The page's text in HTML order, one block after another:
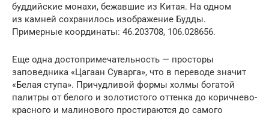
буддийские монахи, бежавшие из Китая. На одном
из камней сохранилось изображение Будды.
Примерные координаты: 46.203708, 106.028656.
Еще одна достопримечательность — просторы
заповедника «Цагаан Суварга», что в переводе значит
«Белая ступа». Причудливой формы холмы богатой
палитры от белого и золотистого оттенка до коричнево-
красного и малинового простираются до самого